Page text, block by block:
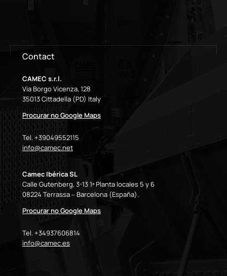
Contact
CAMEC s.r.l.
Via Borgo Vicenza, 128
35013 Cittadella (PD) Italy
Procurar no Google Maps
Tel. +39049552115
info@camec.net
Camec Ibérica SL
Calle Gutenberg, 3-13 1ª Planta locales 5 y 6
08224 Terrassa – Barcelona (España).
Procurar no Google Maps
Tel. +34937606814
info@camec.es